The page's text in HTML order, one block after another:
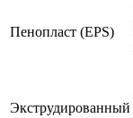
Пенопласт (EPS)
Экструдированный